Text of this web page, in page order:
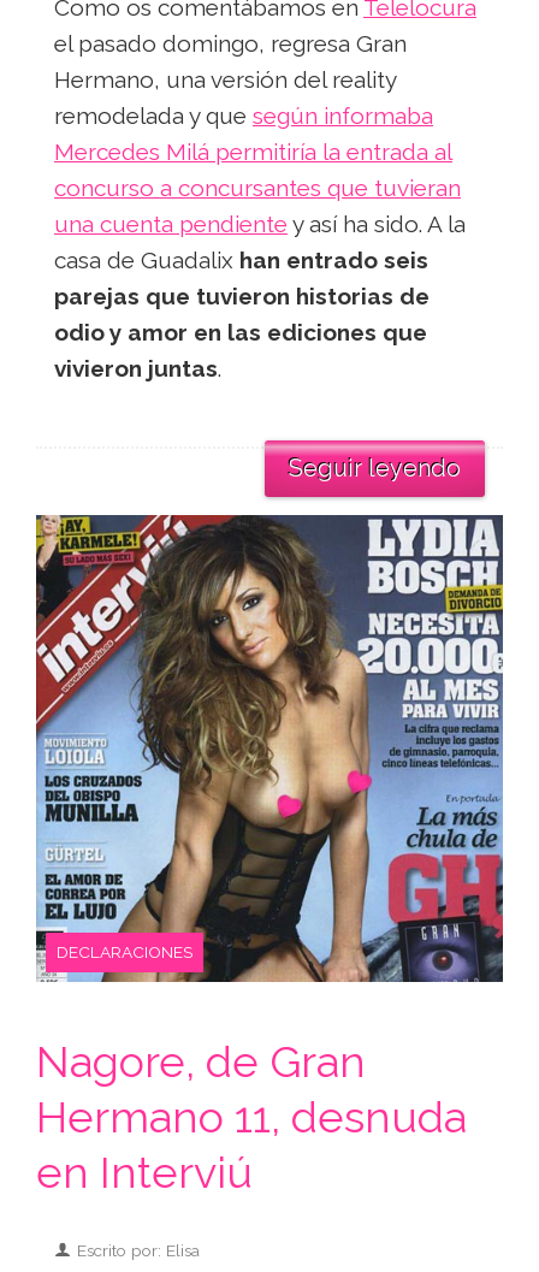
Como os comentábamos en Telelocura
el pasado domingo, regresa Gran
Hermano, una versión del reality
remodelada y que según informaba
Mercedes Milá permitiría la entrada al
concurso a concursantes que tuvieran
una cuenta pendiente y así ha sido. A la
casa de Guadalix han entrado seis
parejas que tuvieron historias de
odio y amor en las ediciones que
vivieron juntas.
Seguir leyendo
DECLARACIONES
Nagore, de Gran
Hermano 11, desnuda
en Interviú
Escrito por: Elisa